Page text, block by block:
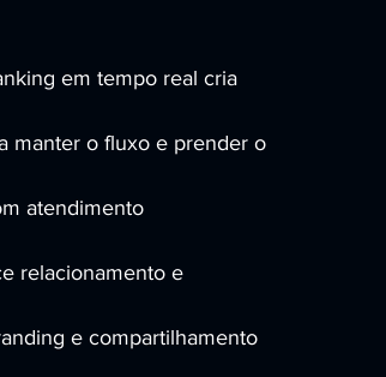
em tempo real cria
manter o fluxo e prender o
atendimento
relacionamento e
e compartilhamento